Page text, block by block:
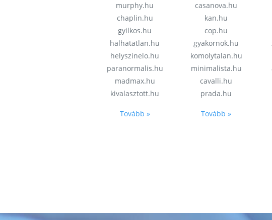
murphy.hu
chaplin.hu
gyilkos.hu
halhatatlan.hu
helyszinelo.hu
paranormalis.hu
madmax.hu
kivalasztott.hu
Tovább »
casanova.hu
kan.hu
cop.hu
gyakornok.hu
komolytalan.hu
minimalista.hu
cavalli.hu
prada.hu
Tovább »